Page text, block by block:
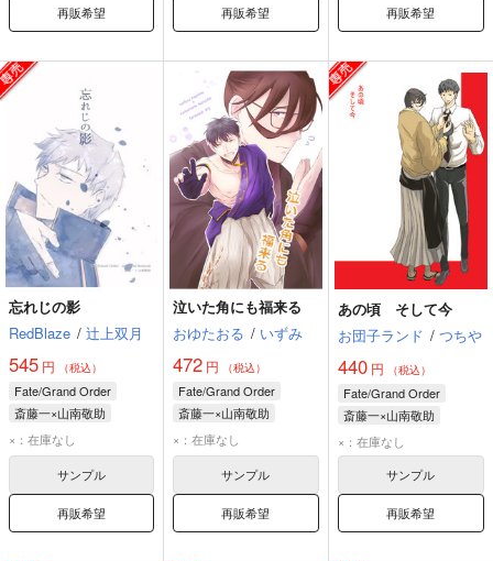
再販希望 再販希望 再販希望
忘れじの影
RedBlaze / 辻上双月
545 円 （税込）
Fate/Grand Order
斎藤一×山南敬助
斎藤一
山南敬助
×：在庫なし
サンプル
再販希望
泣いた角にも福来る
おゆたおる / いずみ
472 円 （税込）
Fate/Grand Order
斎藤一×山南敬助
斎藤一
山南敬助
×：在庫なし
サンプル
再販希望
あの頃 そして今
お団子ランド / つちや
440円 （税込）
Fate/Grand Order
斎藤一×山南敬助
斎藤一
山南敬助
×：在庫なし
サンプル
再販希望